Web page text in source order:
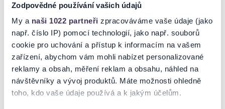
Zodpovědné používání vašich údajů
My a naši 1022 partneři zpracováváme vaše údaje (jako
např. číslo IP) pomocí technologií, jako např. souborů
cookie pro uchování a přístup k informacím na vašem
zařízení, abychom vám mohli nabízet personalizované
reklamy a obsah, měření reklam a obsahu, náhled na
návštěvníky a vývoj produktů. Máte možnosti ohledně
toho, kdo vaše údaje používá a k jakým účelům.
- při objednání lístků online vám systém na
rovnou nabídne na příslušnou akci i možnost koupit si parkování
- s vytisknutou vstupenkou se vám vytiskne i parkovací lístek
- ten pak při vjezdu do Parkovacího domu a po akci při výjezdu
nastavte čárovým kódem na snímač u závory.
UPOZORNĚNÍ: parkovací lístek po vjezdu nevyhazujte, musíte si jej
ponechat i pro výjezd, doporučujeme uschovat si lístek v autě!
Číst více
Ticketportal je zárukou pravosti vstupenek